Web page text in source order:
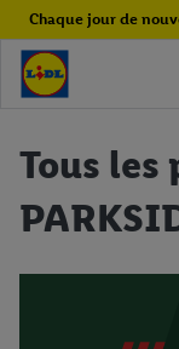
Chaque jour de
Tous